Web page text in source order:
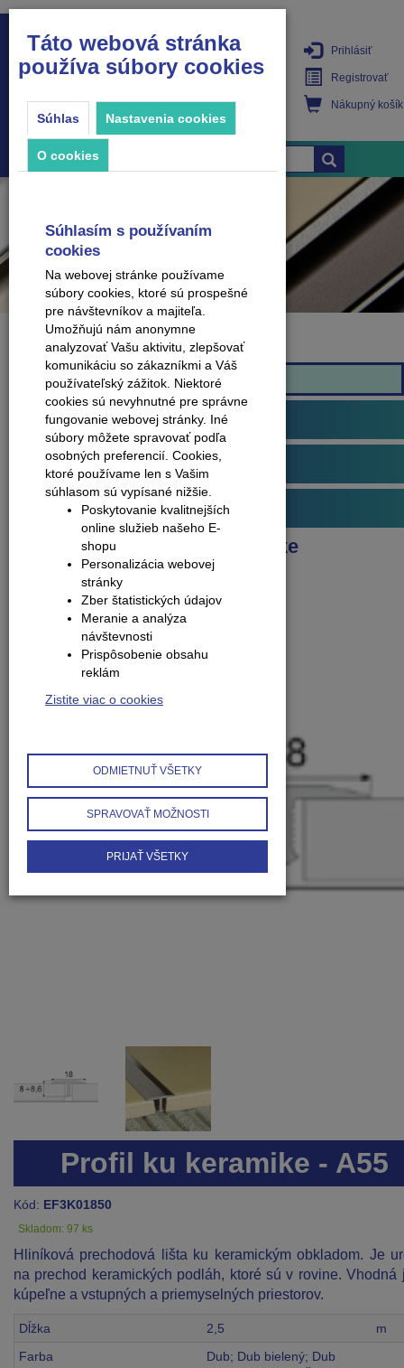
PRODUKTY
Prihlásiť
Registrovať
Nákupný košík
Značka
Effector
Podlahové profily
Obvodové lišty (soklové)
Príslušenstvo k podlahám
Produkty
Profily ku keramike
Profil ku keramike - A55
Profil ku keramike - A55
Kód: EF3K01850
Skladom: 97 ks
Hliníková prechodová lišta ku keramickým obkladom. Je
na prechod keramických podláh, ktoré sú v rovine. Vhodná
kúpeľne a vstupných a priemyselných priestorov.
Dĺžka 2,5
m
Farba
Dub; Dub bielený; Dub
Táto webová stránka
používa súbory cookies
Súhlas Nastavenia cookies
O cookies
Súhlasím s používaním
cookies
Na webovej stránke používame
súbory cookies, ktoré sú prospešné
pre návštevníkov a majiteľa.
Umožňujú nám anonymne
analyzovať Vašu aktivitu, zlepšovať
komunikáciu so zákazníkmi a Váš
používateľský zážitok. Niektoré
cookies sú nevyhnutné pre správne
fungovanie webovej stránky. Iné
súbory môžete spravovať podľa
osobných preferencií. Cookies,
ktoré používame len s Vašim
súhlasom sú vypísané nižšie.
Poskytovanie kvalitnejších
online služieb našeho E-
shopu
Personalizácia webovej
stránky
Zber štatistických údajov
Meranie a analýza
návštevnosti
Prispôsobenie obsahu
reklám
Zistite viac o cookies
ODMIETNUŤ VŠETKY
SPRAVOVAŤ MOŽNOSTI
PRIJAŤ VŠETKY